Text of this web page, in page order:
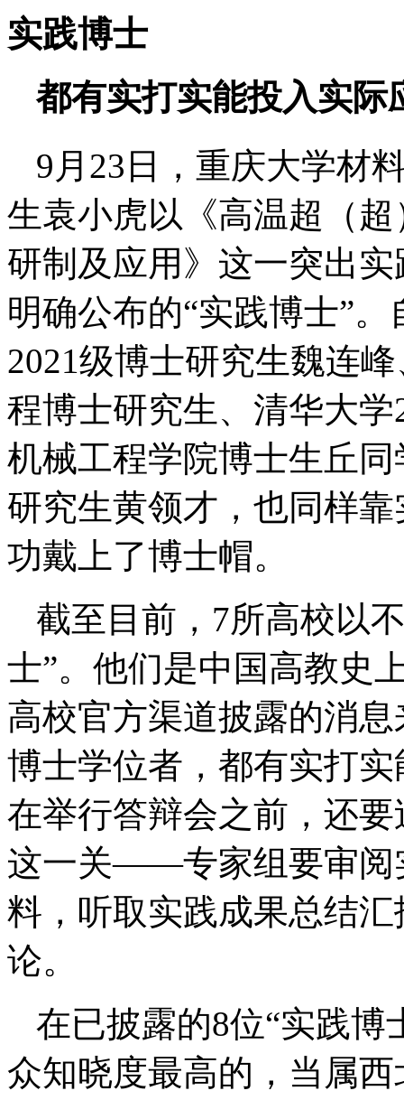
实践博士
都有实打实能投入实际
9月23日，重庆大学材
生袁小虎以《高温超（
研制及应用》这一突出
明确公布的“实践博士”
2021级博士研究生魏连
程博士研究生、清华大
机械工程学院博士生丘
研究生黄领才，也同样
功戴上了博士帽。
截至目前，7所高校以
士”。他们是中国高教史
高校官方渠道披露的消
博士学位者，都有实打
在举行答辩会之前，还
这一关——专家组要审阅
料，听取实践成果总结
论。
在已披露的8位“实践博
众知晓度最高的，当属